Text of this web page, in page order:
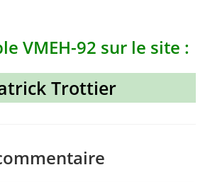
VMEH-92 sur le site :
Trottier